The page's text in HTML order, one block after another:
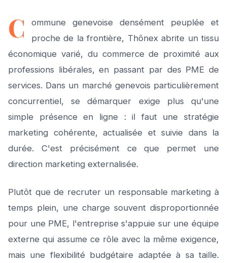
C
ommune genevoise densément peuplée et
proche de la frontière, Thônex abrite un tissu
économique varié, du commerce de proximité aux
professions libérales, en passant par des PME de
services. Dans un marché genevois particulièrement
concurrentiel, se démarquer exige plus qu'une
simple présence en ligne : il faut une stratégie
marketing cohérente, actualisée et suivie dans la
durée. C'est précisément ce que permet une
direction marketing externalisée.
Plutôt que de recruter un responsable marketing à
temps plein, une charge souvent disproportionnée
pour une PME, l'entreprise s'appuie sur une équipe
externe qui assume ce rôle avec la même exigence,
mais une flexibilité budgétaire adaptée à sa taille.